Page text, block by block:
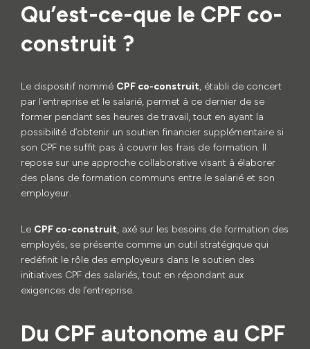
Qu’est-ce-que le CPF co-
construit ?
Le dispositif nommé CPF co-construit, établi de concert
par l’entreprise et le salarié, permet à ce dernier de se
former pendant ses heures de travail, tout en ayant la
possibilité d’obtenir un soutien financier supplémentaire si
son CPF ne suffit pas à couvrir les frais de formation. Il
repose sur une approche collaborative visant à élaborer
des plans de formation communs entre le salarié et son
employeur.
Le CPF co-construit, axé sur les besoins de formation des
employés, se présente comme un outil stratégique qui
redéfinit le rôle des employeurs dans le soutien des
initiatives CPF des salariés, tout en répondant aux
exigences de l’entreprise.
Du CPF autonome au CPF